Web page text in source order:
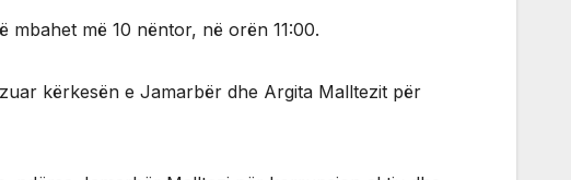
më 10 nëntor, në orën 11:00.
kërkesën e Jamarbër dhe Argita Malltezit për